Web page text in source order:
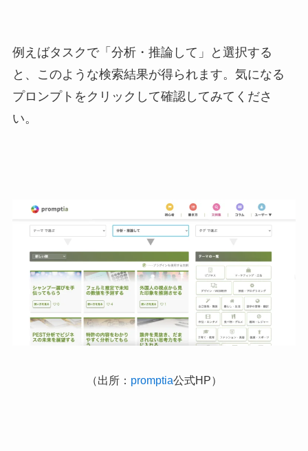
例えばタスクで「分析・推論して」と選択する
と、このような検索結果が得られます。気になる
プロンプトをクリックして確認してみてくださ
い。
（出所： promptia公式HP）